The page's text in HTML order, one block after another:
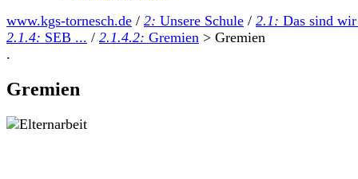
www.kgs-tornesch.de / 2: Unsere Schule / 2.1: Das sind
2.1.4: SEB ... / 2.1.4.2: Gremien > Gremien
.
Gremien